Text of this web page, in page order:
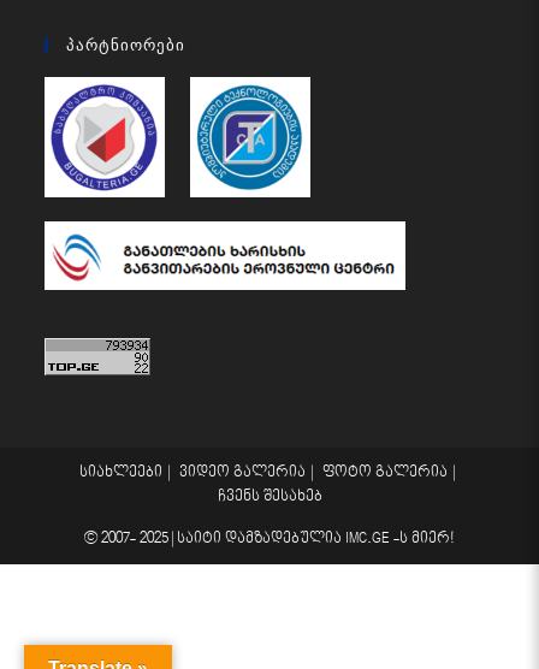
Პარტნიორები
სიახლეები ვიდეო გალერია
ფოტო გალერია
ჩვენს შესახებ
© 2007- 2025 | საიტი დამზადებულია IMC.GE -ს მიერ!